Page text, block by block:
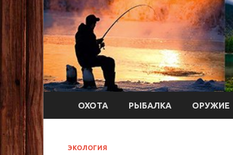
ОХОТА РЫБАЛКА ОРУЖИЕ
ЭКОЛОГИЯ